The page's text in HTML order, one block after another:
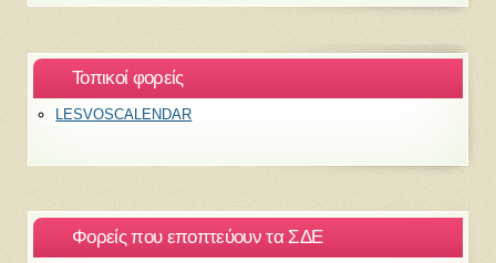
Τοπικοί φορείς
LESVOSCALENDAR
Φορείς που εποπτεύουν τα ΣΔΕ